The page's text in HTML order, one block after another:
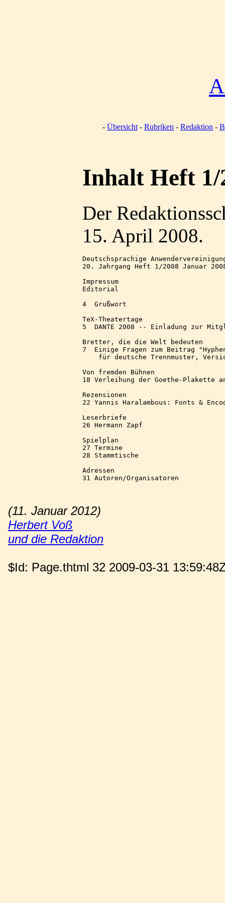
Übersicht Rubriken Redaktion
Inhalt Heft 1/
Der
15. April 2008.
Deutschsprachige
20. Jahrgang Heft 1/2008 Januar
Impressum
Editorial
4  Grußwort
TeX-Theatertage
5  DANTE 2008 -- Einladung zur
Bretter, die die Welt bedeuten
7  Einige Fragen zum Beitrag
für deutsche Trennmuster,
Von fremden Bühnen
18 Verleihung der Goethe-Plakette
Rezensionen
22 Yannis Haralambous: Fonts &
Leserbriefe
26 Hermann Zapf
Spielplan
27 Termine
28 Stammtische
Adressen
31 Autoren/Organisatoren
(11. Januar 2012)
Herbert Voß
und die Redaktion
$Id: Page.thtml 32 2009-03-31